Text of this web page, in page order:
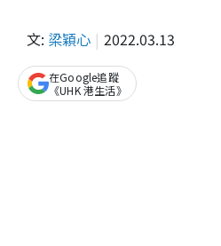
文: 梁穎心 2022.03.13
在Google追蹤
《UHK 港生活》